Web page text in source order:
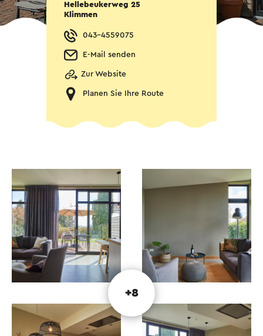
Hellebeukerweg 25
Klimmen
043-4559075
E-Mail senden
Zur Website
Planen Sie Ihre Route
+8